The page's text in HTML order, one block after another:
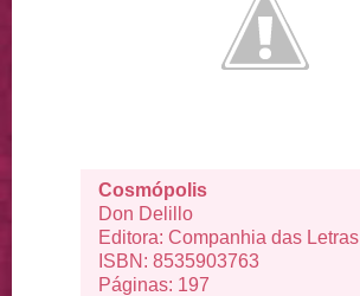
Cosmópolis
Don Delillo
Editora: Companhia das Letras
ISBN: 8535903763
Páginas: 197